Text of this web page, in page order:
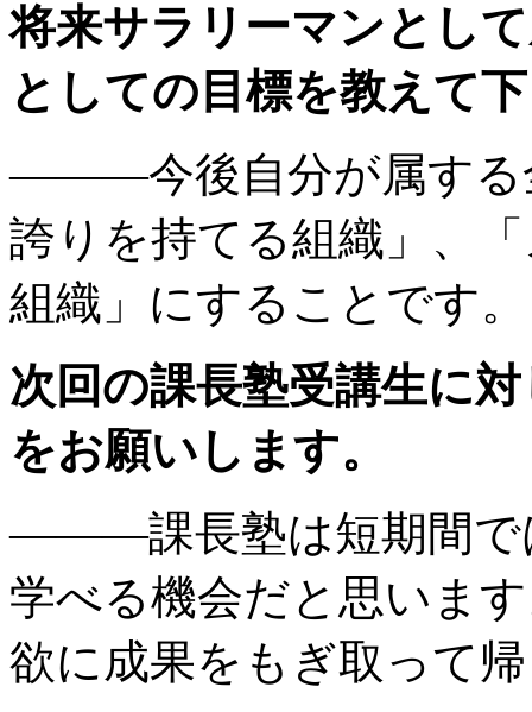
将来サラリーマンとし
としての目標を教えて
———今後自分が属する
誇りを持てる組織」、
組織」にすることです。
次回の課長塾受講生に
をお願いします。
———課長塾は短期間で
学べる機会だと思いま
欲に成果をもぎ取って